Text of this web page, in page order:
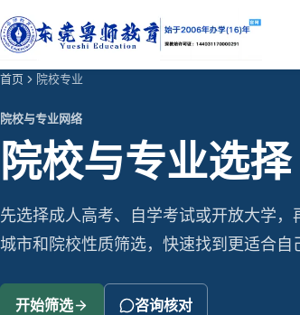
首页 院校专业
院校与专业网络
院校与专业选择
先选择成人高考、自学考试或开放大学
城市和院校性质筛选，快速找到更适合自
开始筛选 咨询核对